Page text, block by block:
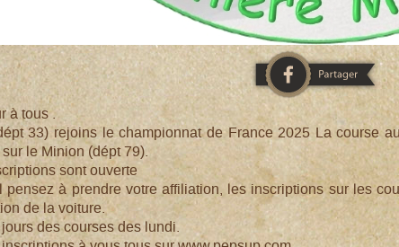
à tous .
33) rejoins le championnat de France 2025 La course
le Minion (dépt 79).
sont ouverte
pensez à prendre votre affiliation, les inscriptions sur les
de la voiture.
des courses des lundi.